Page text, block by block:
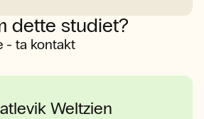
dette studiet?
- ta kontakt
Weltzien